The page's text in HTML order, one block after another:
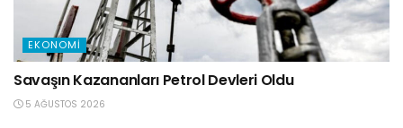
EKONOMI
Savaşın Kazananları Petrol Devleri Oldu
5 AĞUSTOS 2026